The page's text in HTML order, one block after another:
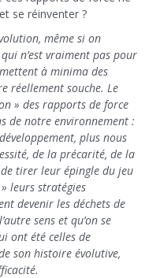
se réinventer ?
même si on
n’est vraiment pas pour
à minima des
réellement souche. Le
» des rapports de force
de notre environnement :
plus nous
de la précarité, de la
tirer leur épingle du jeu
leurs stratégies
devenir les déchets de
sens et qu’on se
ont été celles de
son histoire évolutive,